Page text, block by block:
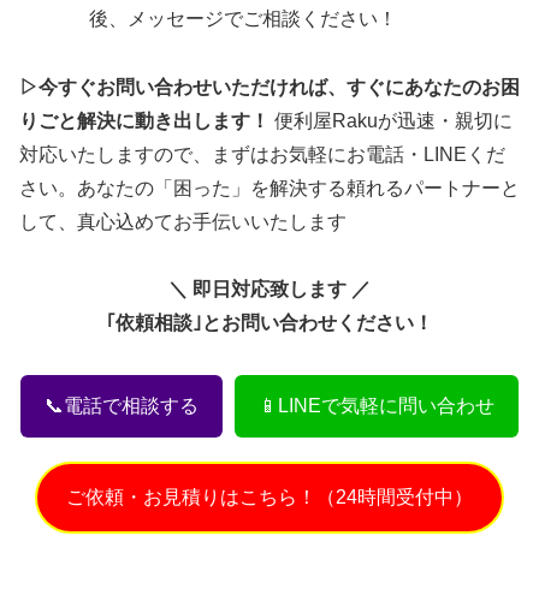
後、メッセージでご相談ください！
▷今すぐお問い合わせいただければ、すぐにあなたのお困
りごと解決に動き出します！ 便利屋Rakuが迅速・親切に
対応いたしますので、まずはお気軽にお電話・LINEくだ
さい。あなたの「困った」を解決する頼れるパートナーと
して、真心込めてお手伝いいたします
＼ 即日対応致します ／
｢依頼相談｣とお問い合わせください！
📞電話で相談する 📱LINEで気軽に問い合わせ
ご依頼・お見積りはこちら！（24時間受付中）